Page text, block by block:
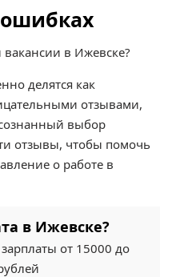
в Ижевске?
делятся как
отзывами,
выбор
отзывы, чтобы помочь
о работе в
в Ижевске?
от 15000 до